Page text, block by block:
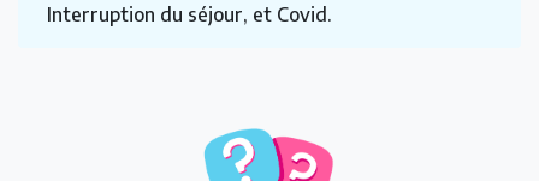
Interruption du séjour, et Covid.